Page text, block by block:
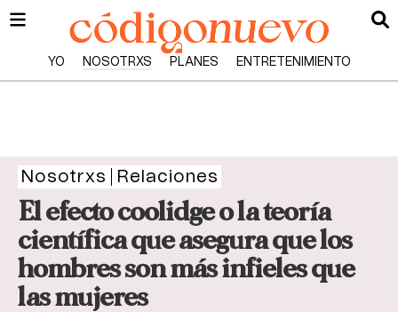
YO NOSOTRXS PLANES ENTRETENIMIENTO
Nosotrxs Relaciones
El efecto coolidge o la teoría
científica que asegura que los
hombres son más infieles que
las mujeres